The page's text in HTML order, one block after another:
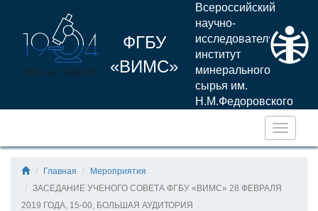
ФГБУ
«ВИМС»
Всероссийский
научно-
исследовательский
институт
минерального
сырья им.
Н.М.Федоровского
Главная
Мероприятия
ЗАСЕДАНИЕ УЧЕНОГО СОВЕТА ФГБУ «ВИМС» 28 ФЕВРАЛЯ
2019 ГОДА, 15-00, БОЛЬШАЯ АУДИТОРИЯ